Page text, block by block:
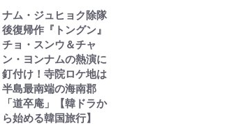
ナム・ジュヒョク除隊
後復帰作『トングン』
チョ・スンウ＆チャ
ン・ヨンナムの熱演に
釘付け！寺院ロケ地は
半島最南端の海南郡
「道卒庵」【韓ドラか
ら始める韓国旅行】